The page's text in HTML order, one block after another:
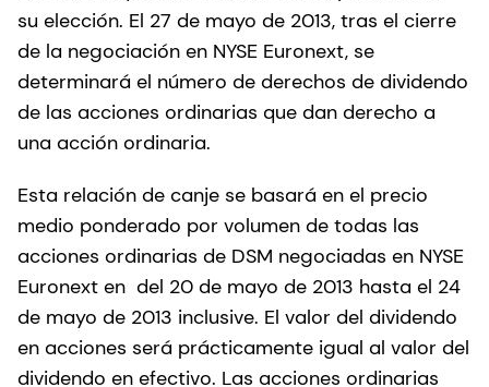
su elección. El 27 de mayo de 2013, tras el cierre
de la negociación en NYSE Euronext, se
determinará el número de derechos de dividendo
de las acciones ordinarias que dan derecho a
una acción ordinaria.
Esta relación de canje se basará en el precio
medio ponderado por volumen de todas las
acciones ordinarias de DSM negociadas en NYSE
Euronext en del 20 de mayo de 2013 hasta el 24
de mayo de 2013 inclusive. El valor del dividendo
en acciones será prácticamente igual al valor del
dividendo en efectivo. Las acciones ordinarias